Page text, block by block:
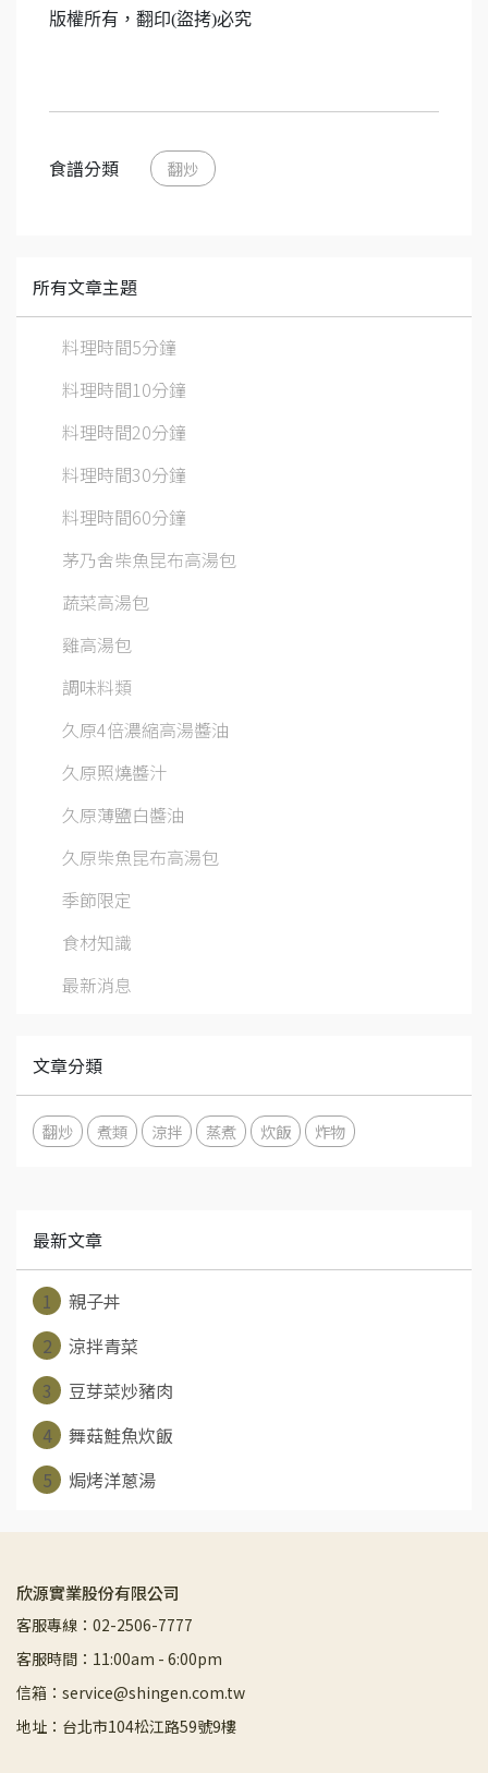
版權所有，翻印(盜拷)必究
食譜分類 翻炒
所有文章主題
料理時間5分鐘
料理時間10分鐘
料理時間20分鐘
料理時間30分鐘
料理時間60分鐘
茅乃舍柴魚昆布高湯包
蔬菜高湯包
雞高湯包
調味料類
久原4倍濃縮高湯醬油
久原照燒醬汁
久原薄鹽白醬油
久原柴魚昆布高湯包
季節限定
食材知識
最新消息
文章分類
翻炒 煮類 涼拌 蒸煮 炊飯 炸物
最新文章
1
親子丼
2
涼拌青菜
3
豆芽菜炒豬肉
4
舞菇鮭魚炊飯
5
焗烤洋蔥湯
欣源實業股份有限公司
客服專線：02-2506-7777
客服時間：11:00am - 6:00pm
信箱：service@shingen.com.tw
地址：台北市104松江路59號9樓